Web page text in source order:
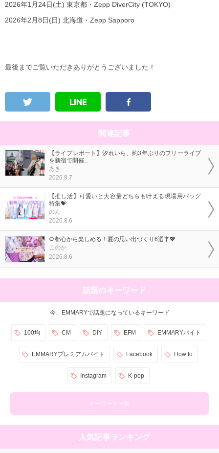
2026年1月24日(土) 東京都・Zepp DiverCity (TOKYO)
2026年2月8日(日) 北海道・Zepp Sapporo
最後までご覧いただきありがとうございました！
関連記事
【ライブレポート】汐れいら、約3年ぶりのフリーライブ
を新宿で開催...
あき
2026.8.7
【推し活】可愛いと大容量どちらも叶える現場用バッグ
特集💝
のん
2026.8.6
🌻都心から楽しめる！夏の思い出づくり6選🎐💖
このか
2026.8.6
話題のキーワード
今、EMMARYで話題になっているキーワード
100均 CM DIY EFM EMMARYバイト
EMMARYプレミアムバイト Facebook How to
Instagram K-pop
キーワード一覧
人気記事ランキング